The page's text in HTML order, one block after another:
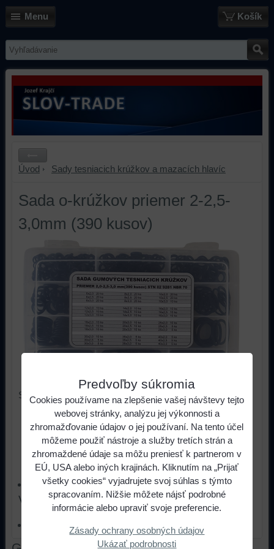
Menu Košík
Úvod Sady tesniacich krúžkov a mazacích hlavíc
Sada o-krúžkov priemer 2-2,5-
3,0mm (390 kusov)
Sada gumových o-krúžkov.
Cena: 19,68 €s DPH
ks Do košíka
Tovar je skladom
Viac z kategórie
Sady tesniacich krúžkov a mazacích hlavíc
Predvoľby súkromia
Cookies používame na zlepšenie vašej návštevy tejto
webovej stránky, analýzu jej výkonnosti a
zhromažďovanie údajov o jej používaní. Na tento účel
môžeme použiť nástroje a služby tretích strán a
zhromaždené údaje sa môžu preniesť k partnerom v
EÚ, USA alebo iných krajinách. Kliknutím na „Prijať
všetky cookies“ vyjadrujete svoj súhlas s týmto
spracovaním. Nižšie môžete nájsť podrobné
informácie alebo upraviť svoje preferencie.
Zásady ochrany osobných údajov
Ukázať podrobnosti